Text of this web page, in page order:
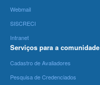
Webmail
SISCRECI
Intranet
Serviços para a comunidade
Cadastro de Avaliadores
Pesquisa de Credenciados